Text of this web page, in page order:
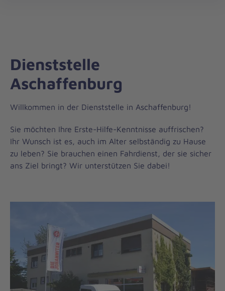
Dienststelle
Aschaffenburg
Willkommen in der Dienststelle in Aschaffenburg!
Sie möchten Ihre Erste-Hilfe-Kenntnisse auffrischen?
Ihr Wunsch ist es, auch im Alter selbständig zu Hause
zu leben? Sie brauchen einen Fahrdienst, der sie sicher
ans Ziel bringt? Wir unterstützen Sie dabei!